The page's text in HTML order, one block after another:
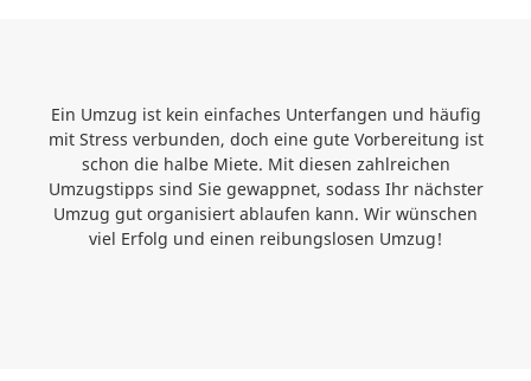
Ein Umzug ist kein einfaches Unterfangen und häufig
mit Stress verbunden, doch eine gute Vorbereitung ist
schon die halbe Miete. Mit diesen zahlreichen
Umzugstipps sind Sie gewappnet, sodass Ihr nächster
Umzug gut organisiert ablaufen kann. Wir wünschen
viel Erfolg und einen reibungslosen Umzug!